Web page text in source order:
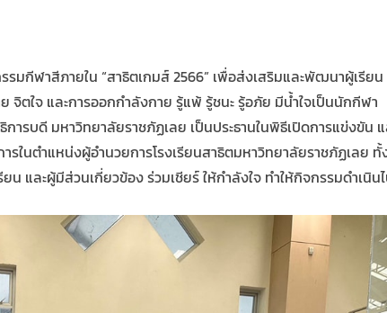
มกีฬาสีภายใน “สาธิตเกมส์ 2566” เพื่อส่งเสริมและพัฒนาผู้เรียน
ตใจ และการออกกำลังกาย รู้แพ้ รู้ชนะ รู้อภัย มีน้ำใจเป็นนักกีฬา
รบดี มหาวิทยาลัยราชภัฏเลย เป็นประธานในพิธีเปิดการแข่งขัน แ
รในตำแหน่งผู้อำนวยการโรงเรียนสาธิตมหาวิทยาลัยราชภัฏเลย ทั้
และผู้มีส่วนเกี่ยวข้อง ร่วมเชียร์ ให้กำลังใจ ทำให้กิจกรรมดำเนิน